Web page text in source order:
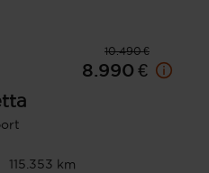
10.490 €
8.990 €
115.353 km